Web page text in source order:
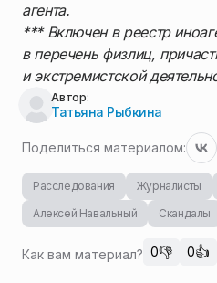
агента.
*** Включен в реестр
в перечень физлиц,
и экстремистской
Автор:
Татьяна Рыбкина
Поделиться материалом:
Расследования Журналисты
Алексей Навальный
Скандалы
Как вам материал? 0👎 0👍